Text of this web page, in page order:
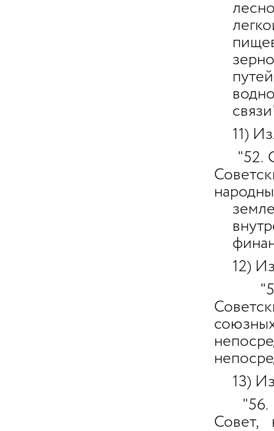
путей
11)
"52.
12)
"53.
13)
"56.
Совет,